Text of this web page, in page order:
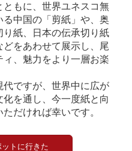
ともに、世界ユネスコ無
中国の「剪紙」や、奥
紙、日本の伝承切り紙
をあわせて展示し、尾
、魅力をより一層お楽
ですが、世界中に広が
を通し、今一度紙と向
だければ幸いです。